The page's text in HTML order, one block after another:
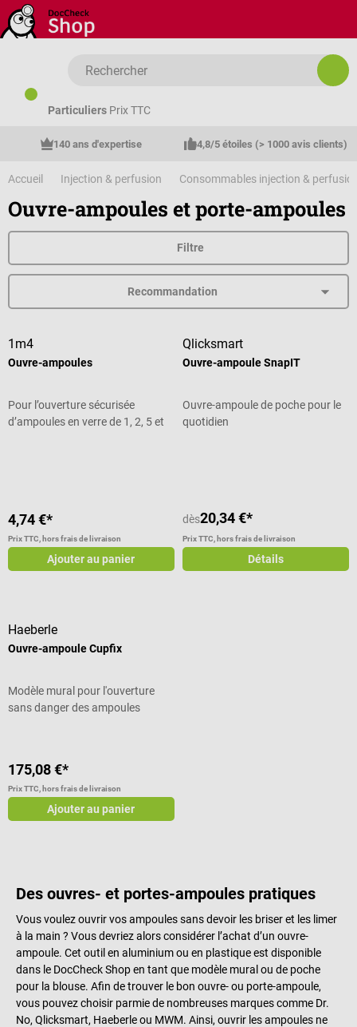
Passer au contenu principal
Particuliers Prix TTC
140 ans d'expertise 4,8/5 étoiles (> 1000 avis clients)
Accueil Injection & perfusion Consommables injection &
Ouvre-ampoules et porte-ampoules
Filtre
1m4
Ouvre-ampoules
Pour l’ouverture sécurisée
d’ampoules en verre de 1, 2, 5 et
4,74 €*
Prix TTC, hors frais de livraison
Ajouter au panier
Qlicksmart
Ouvre-ampoule SnapIT
Ouvre-ampoule de poche pour le
quotidien
dès20,34 €*
Prix TTC, hors frais de livraison
Détails
Haeberle
Ouvre-ampoule Cupfix
Modèle mural pour l'ouverture
sans danger des ampoules
175,08 €*
Prix TTC, hors frais de livraison
Ajouter au panier
Des ouvres- et portes-ampoules pratiques
Vous voulez ouvrir vos ampoules sans devoir les briser et les limer
à la main ? Vous devriez alors considérer l’achat d’un ouvre-
ampoule. Cet outil en aluminium ou en plastique est disponible
dans le DocCheck Shop en tant que modèle mural ou de poche
pour la blouse. Afin de trouver le bon ouvre- ou porte-ampoule,
vous pouvez choisir parmie de nombreuses marques comme Dr.
No, Qlicksmart, Haeberle ou MWM. Ainsi, ouvrir les ampoules ne